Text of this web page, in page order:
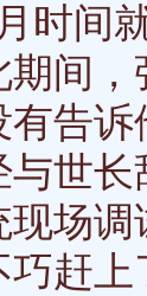
时间
期间
有告
与世
现场
巧赶上